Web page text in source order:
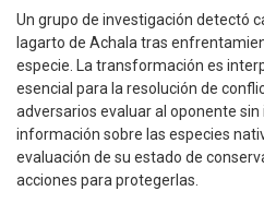
Un grupo de investigación detectó
lagarto de Achala tras
especie. La transformación es
esencial para la resolución de
adversarios evaluar al oponente
información sobre las especies
evaluación de su estado de
acciones para protegerlas.